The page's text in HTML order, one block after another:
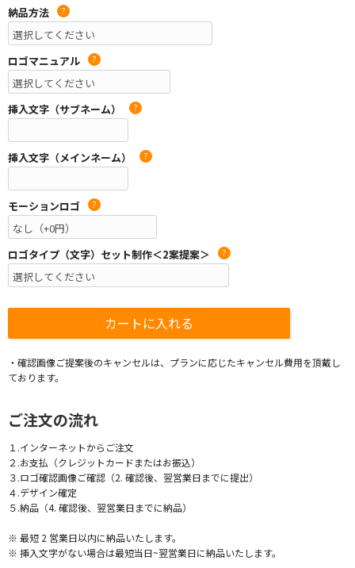
納品方法 ?
ロゴマニュアル ?
挿入文字（サブネーム） ?
挿入文字（メインネーム） ?
モーションロゴ ?
ロゴタイプ（文字）セット制作＜2案提案＞ ?
・確認画像ご提案後のキャンセルは、プランに応じたキャンセル費用を頂戴し
ております。
ご注文の流れ
１.インターネットからご注文
２.お支払（クレジットカードまたはお振込）
３.ロゴ確認画像ご確認（2. 確認後、翌営業日までに提出）
４.デザイン確定
５.納品（4. 確認後、翌営業日までに納品）
※ 最短 2 営業日以内に納品いたします。
※ 挿入文字がない場合は最短当日~翌営業日に納品いたします。